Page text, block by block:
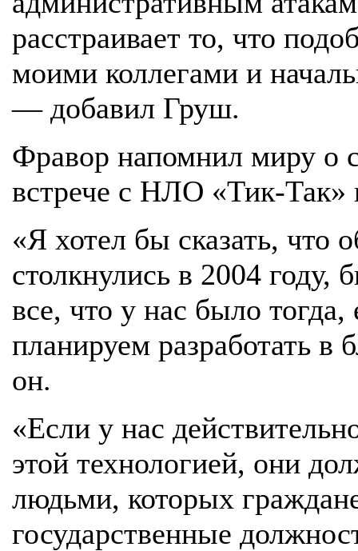
расстраивает то, что
моими коллегами и
— добавил Груш.
Фравор напомнил миру о
встрече с НЛО «Тик-Так»
«Я хотел бы сказать, что
столкнулись в 2004
все, что у нас было
планируем разработать
он.
«Если у нас
этой технологией, они
людьми, которых
государственные